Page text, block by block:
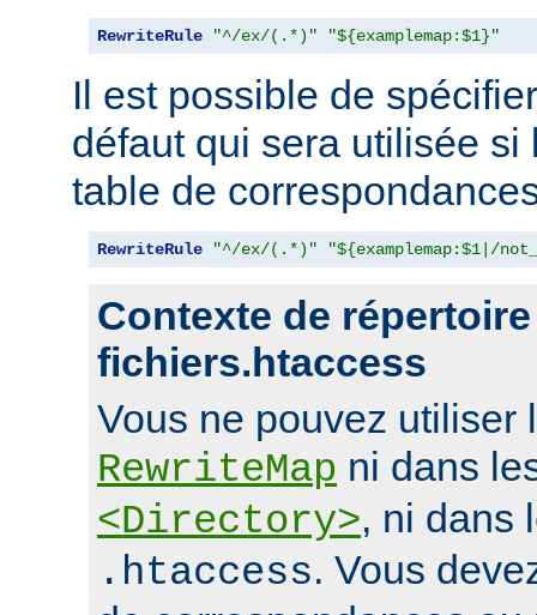
RewriteRule "^/ex/(.*)" "${examplemap:$1}"
Il est possible de
défaut qui sera utilisée
table de
RewriteRule "^/ex/(.*)" "${examplemap:$1|/
Contexte de
fichiers.htaccess
Vous ne pouvez utiliser
RewriteMap ni dans
<Directory>, ni dans
.htaccess. Vous